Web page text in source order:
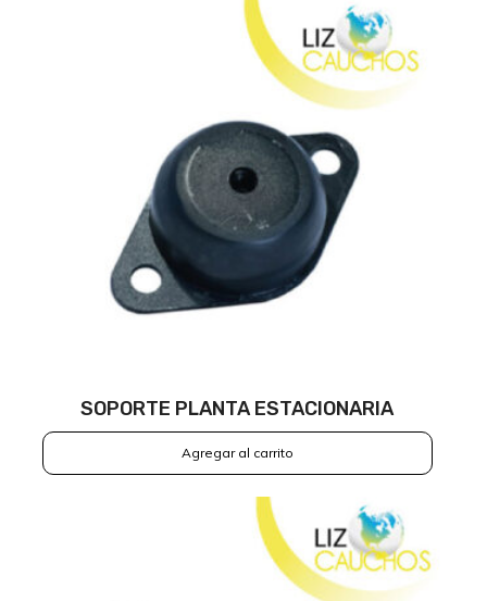
SOPORTE PLANTA ESTACIONARIA
Agregar al carrito